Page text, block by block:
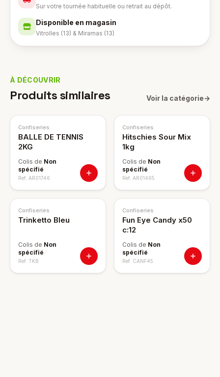
Sur votre tournée habituelle ou retrait au dépôt.
Disponible en magasin
Vitrolles (13) & Miramas (13)
À DÉCOUVRIR
Produits similaires Voir la catégorie→
Confiseries
BALLE DE TENNIS
2KG
Colis de Non
spécifié
Ref. AR01746
Confiseries
Hitschies Sour Mix
1kg
Colis de Non
spécifié
Ref. AR01465
Confiseries
Trinketto Bleu
Colis de Non
spécifié
Ref. TKB
Confiseries
Fun Eye Candy x50
c:12
Colis de Non
spécifié
Ref. CANF45